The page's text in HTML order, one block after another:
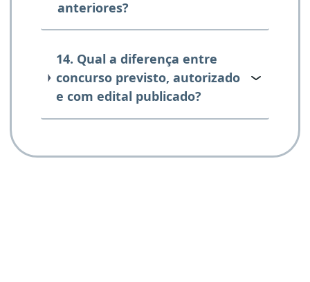
anteriores?
14. Qual a diferença entre
concurso previsto, autorizado
e com edital publicado?